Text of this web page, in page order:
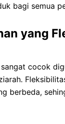
bagi semua
yang
sangat cocok
berbeda,